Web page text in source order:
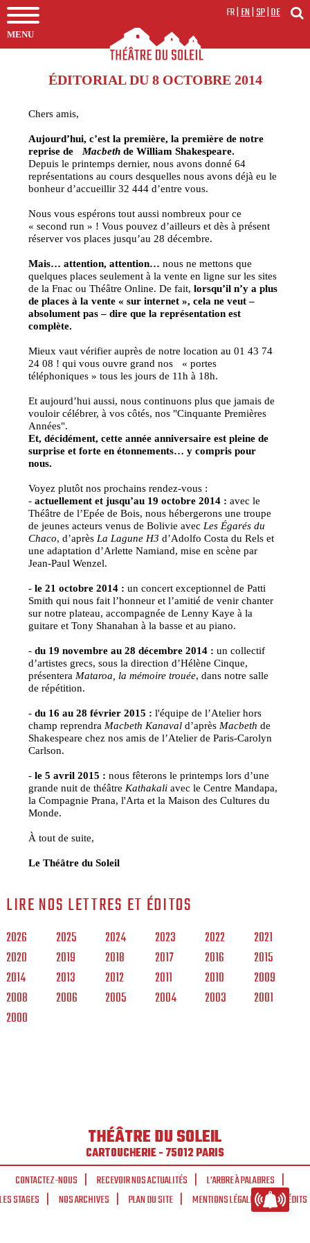
MENU
FR|EN|SP|DE
ÉDITORIAL DU 8 OCTOBRE 2014
Chers amis,
Aujourd’hui, c’est la première, la première de notre
reprise de Macbeth de William Shakespeare.
Depuis le printemps dernier, nous avons donné 64
représentations au cours desquelles nous avons déjà eu le
bonheur d’accueillir 32 444 d’entre vous.
Nous vous espérons tout aussi nombreux pour ce
« second run » ! Vous pouvez d’ailleurs et dès à présent
réserver vos places jusqu’au 28 décembre.
Mais… attention, attention… nous ne mettons que
quelques places seulement à la vente en ligne sur les sites
de la Fnac ou Théâtre Online. De fait,lorsqu’il n’y a plus
de places à la vente « sur internet », cela ne veut –
absolument pas – dire que la représentation est
complète.
Mieux vaut vérifier auprès de notre location au 01 43 74
24 08 ! qui vous ouvre grand nos « portes
téléphoniques » tous les jours de 11h à 18h.
Et aujourd’hui aussi, nous continuons plus que jamais de
vouloir célébrer, à vos côtés, nos "Cinquante Premières
Années".
Et, décidément, cette année anniversaire est pleine de
surprise et forte en étonnements… y compris pour
nous.
Voyez plutôt nos prochains rendez-vous :
-actuellement et jusqu’au 19 octobre 2014 : avec le
Théâtre de l’Epée de Bois, nous hébergerons une troupe
de jeunes acteurs venus de Bolivie avec Les Égarés du
Chaco, d’après La Lagune H3 d’Adolfo Costa du Rels et
une adaptation d’Arlette Namiand, mise en scène par
Jean-Paul Wenzel.
-le 21 octobre 2014 :un concert exceptionnel de Patti
Smith qui nous fait l’honneur et l’amitié de venir chanter
sur notre plateau, accompagnée de Lenny Kaye à la
guitare et Tony Shanahan à la basse et au piano.
-du 19 novembre au 28 décembre 2014 : un collectif
d’artistes grecs, sous la direction d’Hélène Cinque,
présentera Mataroa, la mémoire trouée, dans notre salle
de répétition.
-du 16 au 28 février 2015 : l'équipe de l’Atelier hors
champ reprendra Macbeth Kanaval d’après Macbeth de
Shakespeare chez nos amis de l’Atelier de Paris-Carolyn
Carlson.
-le 5 avril 2015 : nous fêterons le printemps lors d’une
grande nuit de théâtre Kathakali avec le Centre Mandapa,
la Compagnie Prana, l'Arta et la Maison des Cultures du
Monde.
À tout de suite,
Le Théâtre du Soleil
LIRE NOS LETTRES ET ÉDITOS
2026 2025 2024 2023 2022
2021
2020
2019 2018 2017 2016
2015
2014
2013 2012 2011 2010
2009
2008
2006 2005 2004 2003
2001
2000
THÉÂTRE DU SOLEIL
CARTOUCHERIE - 75012 PARIS
CONTACTEZ-NOUS
RECEVOIR NOS ACTUALITÉS
L'ARBRE À PALABRES
LES STAGES
NOS ARCHIVES PLAN DU SITE MENTIONS LÉGALES CRÉDITS